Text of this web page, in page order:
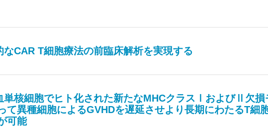
CAR T細胞療法の前臨床解析を実現する
核細胞でヒト化された新たなMHCクラスⅠおよびⅡ欠損
て異種細胞によるGVHDを遅延させより長期にわたるT細
可能